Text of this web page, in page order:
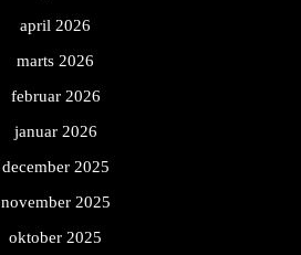
april 2026
marts 2026
februar 2026
januar 2026
december 2025
november 2025
oktober 2025